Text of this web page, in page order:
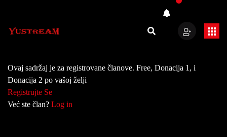
Ovaj sadržaj je za registrovane članove. Free, Donacija 1, i
Donacija 2 po vašoj želji
Registrujte Se
Već ste član? Log in